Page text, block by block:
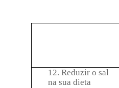
12. Reduzir o sal
na sua dieta